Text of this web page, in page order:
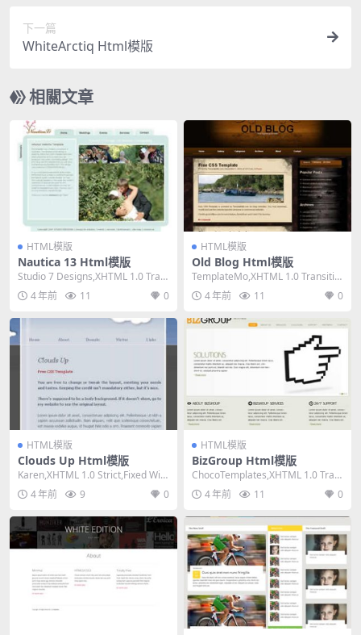
下一篇
WhiteArctiq Html模版
相關文章
HTML模版
Nautica 13 Html模版
Studio 7 Designs,XHTML 1.0 Tran
sitional,...
4 年前 11 0
HTML模版
Old Blog Html模版
TemplateMo,XHTML 1.0 Transitio
nal,Fixed ...
4 年前 11 0
HTML模版
Clouds Up Html模版
Karen,XHTML 1.0 Strict,Fixed Widt
h, 1 Co...
4 年前 9 0
HTML模版
BizGroup Html模版
ChocoTemplates,XHTML 1.0 Tran
sitional,Fi...
4 年前 11 0